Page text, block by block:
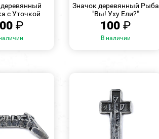
с Уточкой
₽
Значок деревянный Рыба
"Вы! Уху Ели?"
100₽
В наличии